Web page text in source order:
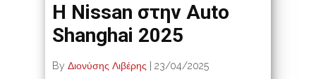
Η Nissan στην Auto
Shanghai 2025
By Διονύσης Λιβέρης 23/04/2025